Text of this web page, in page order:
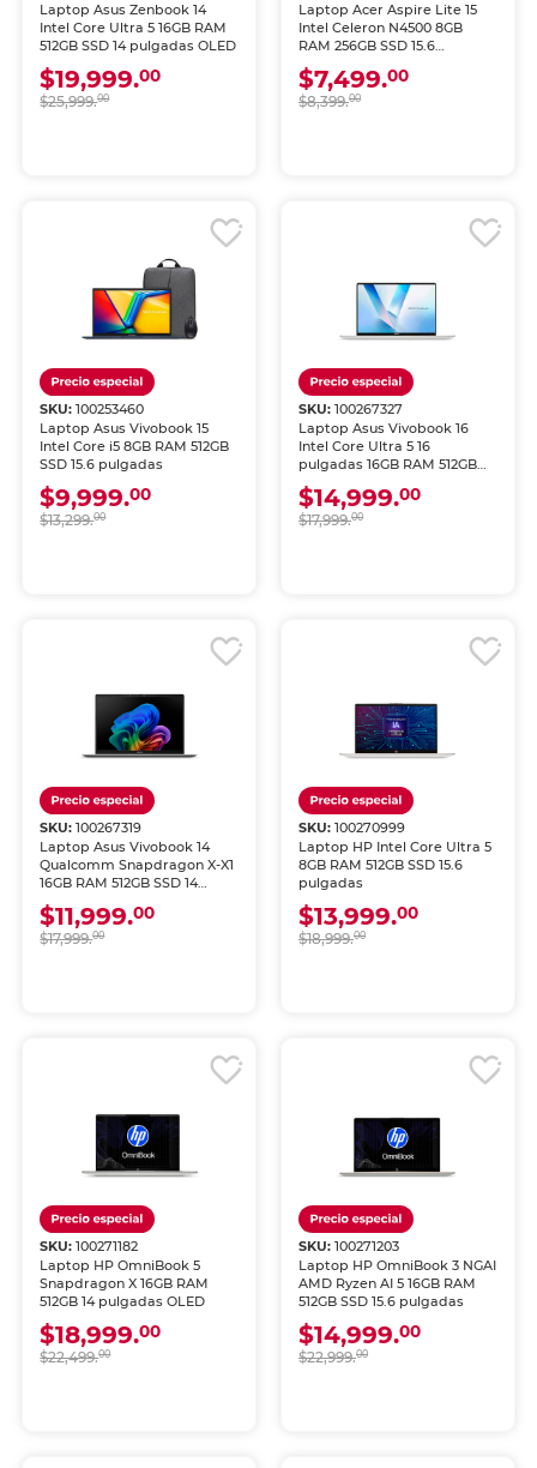
Laptop Asus Zenbook 14
Intel Core Ultra 5 16GB RAM
512GB SSD 14 pulgadas OLED
$19,999.00
$25,999.00
Laptop Acer Aspire Lite 15
Intel Celeron N4500 8GB
RAM 256GB SSD 15.6
pulgadas
$7,499.00
$8,399.00
SKU:100253460
Laptop Asus Vivobook 15
Intel Core i5 8GB RAM 512GB
SSD 15.6 pulgadas
$9,999.00
$13,299.00
SKU: 100267327
Laptop Asus Vivobook 16
Intel Core Ultra 5 16
pulgadas 16GB RAM 512GB
SSD
$14,999.00
$17,999.00
SKU:100267319
Laptop Asus Vivobook 14
Qualcomm Snapdragon X-X1
16GB RAM 512GB SSD 14
pulgadas
$11,999.00
$17,999.00
SKU: 100270999
Laptop HP Intel Core Ultra 5
8GB RAM 512GB SSD 15.6
pulgadas
$13,999.00
$18,999.00
SKU:100271182
Laptop HP OmniBook 5
Snapdragon X 16GB RAM
512GB 14 pulgadas OLED
$18,999.00
$22,499.00
SKU: 100271203
Laptop HP OmniBook 3 NGAI
AMD Ryzen AI 5 16GB RAM
512GB SSD 15.6 pulgadas
$14,999.00
$22,999.00